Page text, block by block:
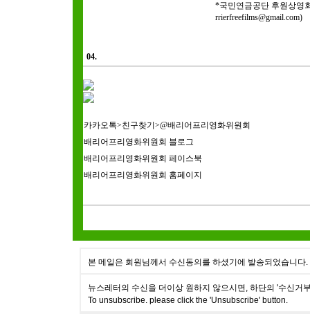
*국민연금공단 후원상영
rrierfreefilms@gmail.com)
04.
카카오톡>친구찾기>@배리어프리영화위원회
배리어프리영화위원회 블로그
배리어프리영화위원회 페이스북
배리어프리영화위원회 홈페이지
본 메일은 회원님께서 수신동의를 하셨기에 발송되었습니다.
뉴스레터의 수신을 더이상 원하지 않으시면, 하단의 '수신거
To unsubscribe. please click the 'Unsubscribe' button.